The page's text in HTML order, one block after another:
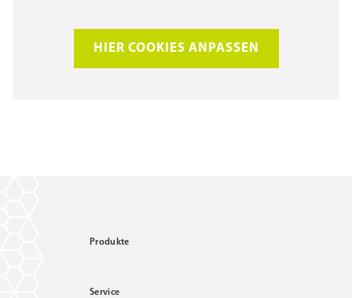
HIER COOKIES ANPASSEN
Produkte
Service